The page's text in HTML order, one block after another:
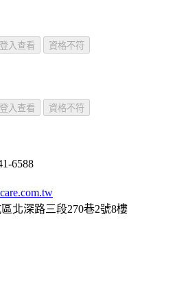
登入查看 資格不符
登入查看 資格不符
6588
北深路三段270巷2號8樓